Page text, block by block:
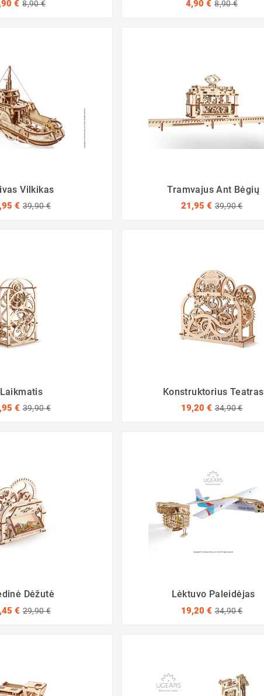
€ 8,90 € 4,90 € 8,90 €
Vilkikas
€ 39,90 €
Tramvajus Ant Bėgių
21,95 € 39,90 €
Laikmatis
€ 39,90 €
Konstruktorius Teatras
19,20 € 34,90 €
Dėžutė
€ 29,90 €
Lėktuvo Paleidėjas
19,20 € 34,90 €